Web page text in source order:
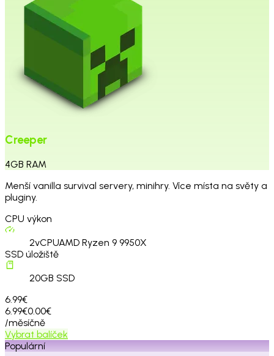
Creeper
4GB RAM
Menší vanilla survival servery, minihry. Více místa na světy a
pluginy.
CPU výkon
2vCPUAMD Ryzen 9 9950X
SSD úložiště
20GB SSD
6.99€
6.99€0.00€
/měsíčně
Vybrat balíček
Populární